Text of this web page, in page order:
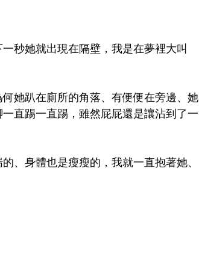
秒她就出現在隔壁，我是在夢裡大叫
她趴在廁所的角落、有便便在旁邊、她
直踢一直踢，雖然屁屁還是讓沾到了一
、身體也是瘦瘦的，我就一直抱著她、